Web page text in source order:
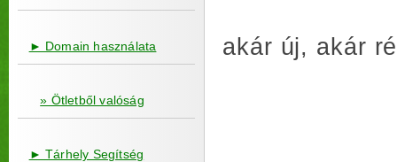
► Domain használata
» Ötletből valóság
► Tárhely Segítség
akár új, akár